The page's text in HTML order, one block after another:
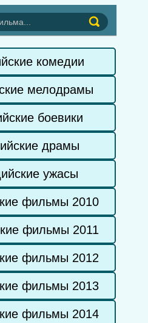
комедии
мелодрамы
боевики
драмы
ужасы
фильмы 2010
фильмы 2011
фильмы 2012
фильмы 2013
фильмы 2014